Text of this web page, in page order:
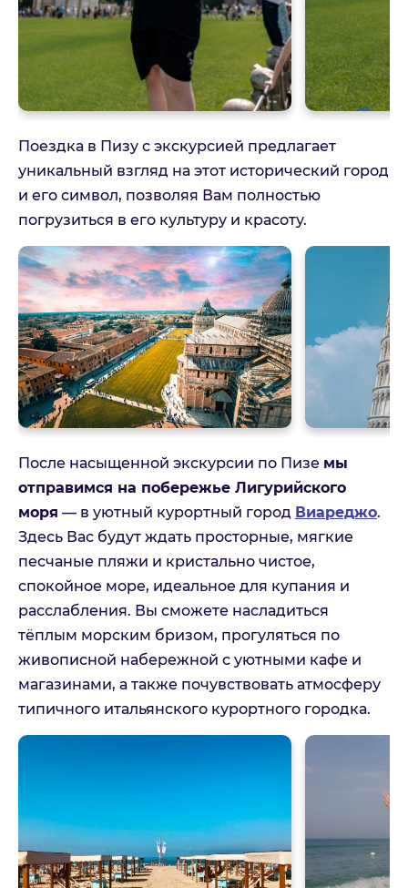
Поездка в Пизу с экскурсией предлагает
уникальный взгляд на этот исторический город
и его символ, позволяя Вам полностью
погрузиться в его культуру и красоту.
После насыщенной экскурсии по Пизе мы
отправимся на побережье Лигурийского
моря — в уютный курортный город Виареджо.
Здесь Вас будут ждать просторные, мягкие
песчаные пляжи и кристально чистое,
спокойное море, идеальное для купания и
расслабления. Вы сможете насладиться
тёплым морским бризом, прогуляться по
живописной набережной с уютными кафе и
магазинами, а также почувствовать атмосферу
типичного итальянского курортного городка.
Принимаю:
Условия оказания
туристических услуг
Отмена
Отправить